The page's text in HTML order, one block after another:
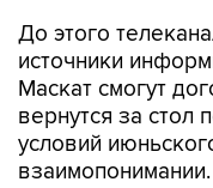
До этого
источники
Маскат смогут
вернутся за
условий
взаимопонимании.